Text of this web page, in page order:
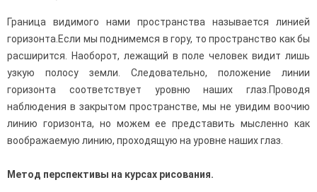
Граница видимого нами пространства называется линией
горизонта.Если мы поднимемся в гору, то пространство как бы
расширится. Наоборот, лежащий в поле человек видит лишь
узкую полосу земли. Следовательно, положение линии
горизонта соответствует уровню наших глаз.Проводя
наблюдения в закрытом пространстве, мы не увидим воочию
линию горизонта, но можем ее представить мысленно как
воображаемую линию, прохо­дящую на уровне наших глаз.
Метод перспективы на курсах рисования.